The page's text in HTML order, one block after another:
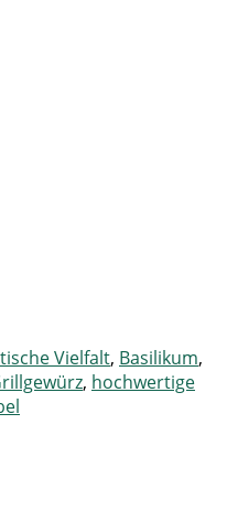
Vielfalt, Basilikum,
, hochwertige